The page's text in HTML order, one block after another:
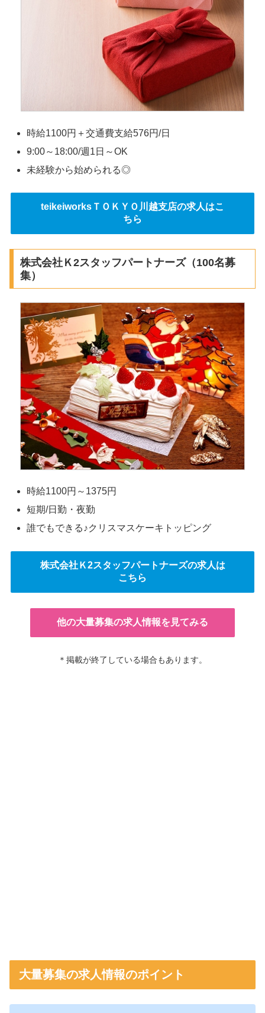
時給1100円＋交通費支給576円/日
9:00～18:00/週1日～OK
未経験から始められる◎
teikeiworksＴＯＫＹＯ川越支店の求人はこ
ちら
株式会社Ｋ2スタッフパートナーズ（100名募
集）
時給1100円～1375円
短期/日勤・夜勤
誰でもできる♪クリスマスケーキトッピング
株式会社Ｋ2スタッフパートナーズの求人は
こちら
他の大量募集の求人情報を見てみる
＊掲載が終了している場合もあります。
大量募集の求人情報のポイント